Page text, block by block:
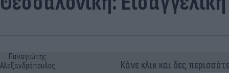
Παναγιώτης
Αλεξανδρόπουλος
Κάνε κλικ και δες